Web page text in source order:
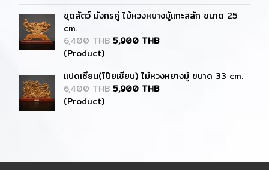
ชุดสัตว์ มังกรคู่ ไม้หวงหยางมู้แกะสลัก ขนาด 25
cm.
6,400 THB 5,900 THB
(Product)
แปดเซียน(โป๊ยเซียน) ไม้หวงหยางมู้ ขนาด 33 cm.
6,400 THB 5,900 THB
(Product)